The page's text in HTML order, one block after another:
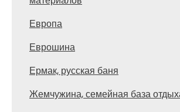
Европа
Еврошина
Ермак, русская баня
Жемчужина, семейная база